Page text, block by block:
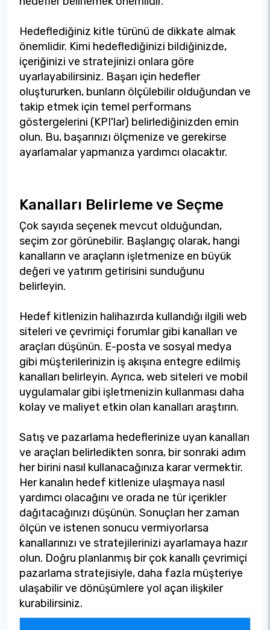
Hedeflediğiniz kitle türünü de dikkate almak
önemlidir. Kimi hedeflediğinizi bildiğinizde,
içeriğinizi ve stratejinizi onlara göre
uyarlayabilirsiniz. Başarı için hedefler
oluştururken, bunların ölçülebilir olduğundan ve
takip etmek için temel performans
göstergelerini (KPI'lar) belirlediğinizden emin
olun. Bu, başarınızı ölçmenize ve gerekirse
ayarlamalar yapmanıza yardımcı olacaktır.
Kanalları Belirleme ve Seçme
Çok sayıda seçenek mevcut olduğundan,
seçim zor görünebilir. Başlangıç olarak, hangi
kanalların ve araçların işletmenize en büyük
değeri ve yatırım getirisini sunduğunu
belirleyin.
Hedef kitlenizin halihazırda kullandığı ilgili web
siteleri ve çevrimiçi forumlar gibi kanalları ve
araçları düşünün. E-posta ve sosyal medya
gibi müşterilerinizin iş akışına entegre edilmiş
kanalları belirleyin. Ayrıca, web siteleri ve mobil
uygulamalar gibi işletmenizin kullanması daha
kolay ve maliyet etkin olan kanalları araştırın.
Satış ve pazarlama hedeflerinize uyan kanalları
ve araçları belirledikten sonra, bir sonraki adım
her birini nasıl kullanacağınıza karar vermektir.
Her kanalın hedef kitlenize ulaşmaya nasıl
yardımcı olacağını ve orada ne tür içerikler
dağıtacağınızı düşünün. Sonuçları her zaman
ölçün ve istenen sonucu vermiyorlarsa
kanallarınızı ve stratejilerinizi ayarlamaya hazır
olun. Doğru planlanmış bir çok kanallı çevrimiçi
pazarlama stratejisiyle, daha fazla müşteriye
ulaşabilir ve dönüşümlere yol açan ilişkiler
kurabilirsiniz.